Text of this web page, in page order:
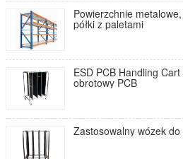
Powierzchnie
półki z paletami
ESD PCB Handling
obrotowy PCB
Zastosowalny wózek